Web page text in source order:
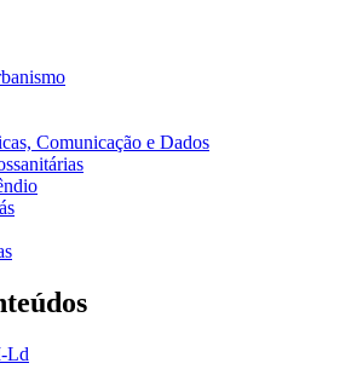
Comunicação e Dados
Ld